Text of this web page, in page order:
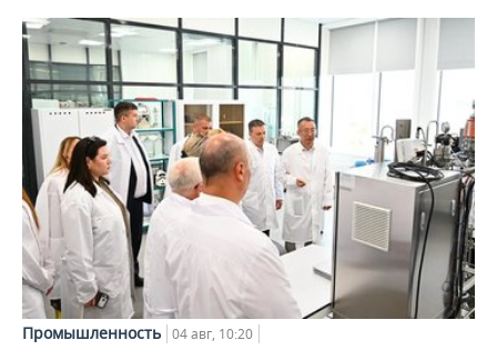
Промышленность 04 авг, 10:20